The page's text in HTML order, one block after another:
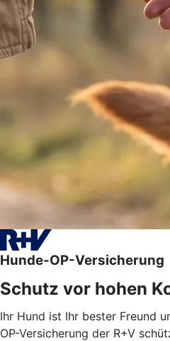
Hunde-OP-Versicherung
Schutz vor hohen
Ihr Hund ist Ihr bester Freund
OP-Versicherung der R+V